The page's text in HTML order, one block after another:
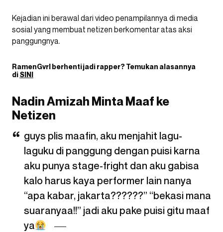
Kejadian ini berawal dari video penampilannya di media
sosial yang membuat netizen berkomentar atas aksi
panggungnya.
RamenGvrlberhenti jadi rapper? Temukan alasannya
diSINI
Nadin Amizah Minta Maaf ke
Netizen
guys plis maafin, aku menjahit lagu-
laguku di panggung dengan puisi karna
aku punya stage-fright dan aku gabisa
kalo harus kaya performer lain nanya
“apa kabar, jakarta??????” “bekasi mana
suaranyaa!!” jadi aku pake puisi gitu maaf
ya